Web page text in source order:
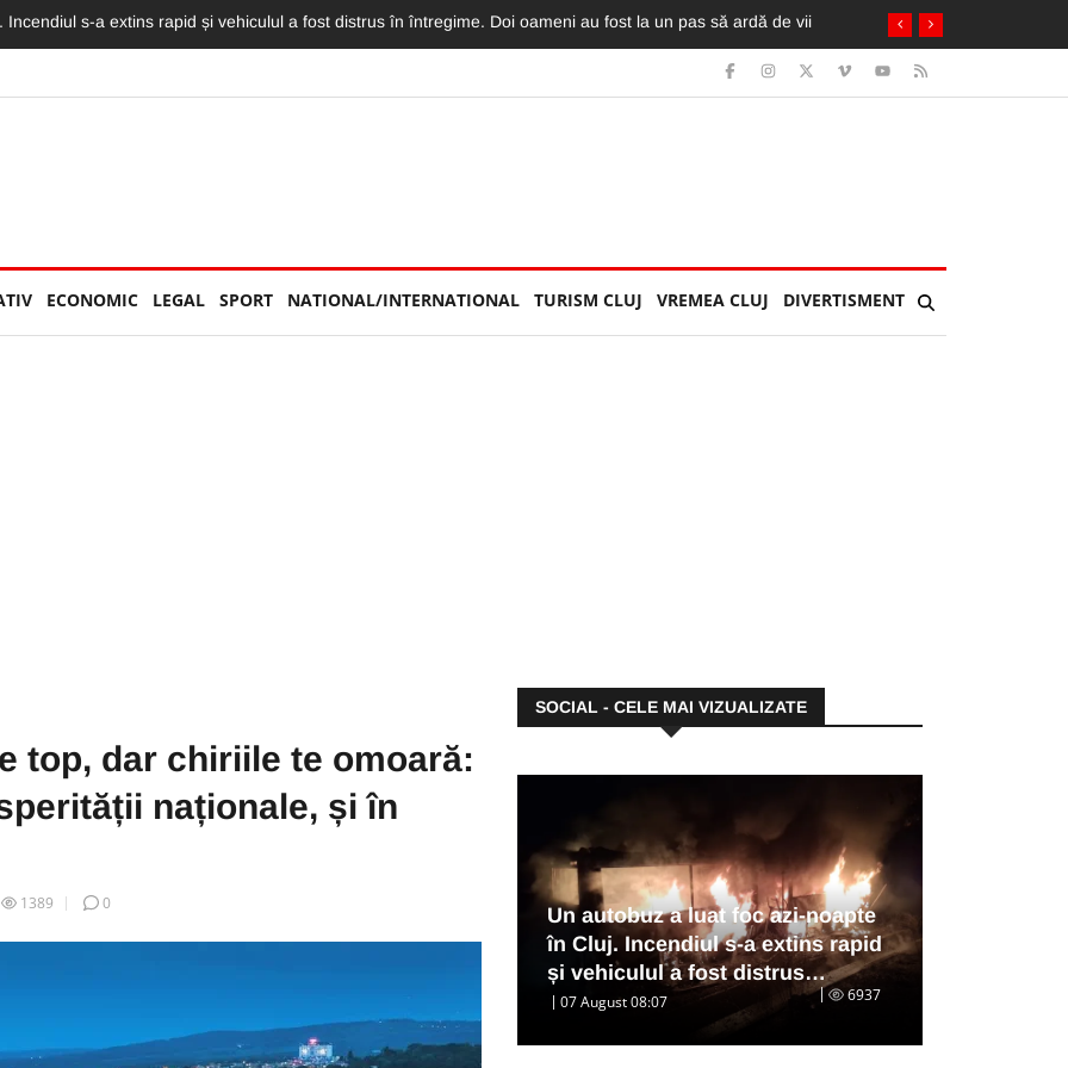
„Nu am văzut niciun echipaj de Poliție sau Jandarmerie”
ECONOMIC LEGAL SPORT NATIONAL/INTERNATIONAL TURISM CLUJ VREMEA CLUJ DIVERTISMENT
top, dar chiriile te omoară:
naționale, și în
1389 0
SOCIAL - CELE MAI VIZUALIZATE
Un autobuz a luat foc azi-noapte
în Cluj. Incendiul s-a extins rapid
și vehiculul a fost distrus…
07 August 08:07 6937